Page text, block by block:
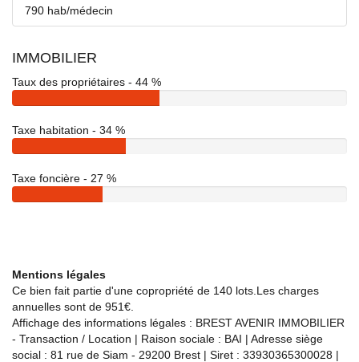
790 hab/médecin
IMMOBILIER
Taux des propriétaires - 44 %
Taxe habitation - 34 %
Taxe foncière - 27 %
Mentions légales
Ce bien fait partie d'une copropriété de 140 lots.Les charges
annuelles sont de 951€.
Affichage des informations légales : BREST AVENIR IMMOBILIER
- Transaction / Location | Raison sociale : BAI | Adresse siège
social : 81 rue de Siam - 29200 Brest | Siret : 33930365300028 |